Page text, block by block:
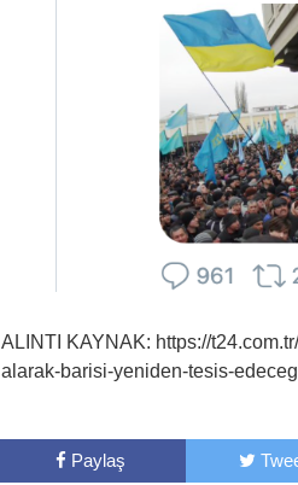
ALINTI KAYNAK: https://
alarak-barisi-yeniden-tesis-
Paylaş